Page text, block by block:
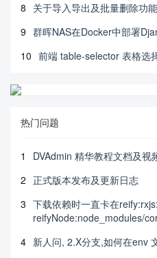
8 关于导入导出及批量删除功
9 群晖NAS在Docker中部署
10 前端 table-selector 表格选
热门问题
1
DVAdmin 精华教程文档及视
2 正式版本发布及更新日志
3 下载依赖时一直卡在
reifyNode:node_modules/
4 新人问, 2.X分支,如何在env